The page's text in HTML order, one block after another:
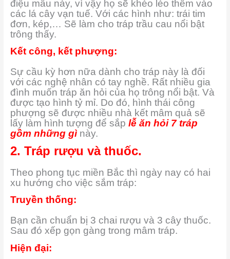
điệu mẫu này, vì vậy họ sẽ khéo léo thêm vào
các lá cây vạn tuế. Với các hình như: trái tim
đơn, kép,… Sẽ làm cho tráp trầu cau nổi bật
trông thấy.
Kết công, kết phượng:
Sự cầu kỳ hơn nữa dành cho tráp này là đối
với các nghệ nhân có tay nghề. Rất nhiều gia
đình muốn tráp ăn hỏi của họ trông nổi bật. Và
được tạo hình tỷ mỉ. Do đó, hình thái công
phượng sẽ được nhiều nhà kết mâm quả sẽ
lấy làm hình tượng để sắp lễ ăn hỏi 7 tráp
gồm những gìnày.
2. Tráp rượu và thuốc.
Theo phong tục miền Bắc thì ngày nay có hai
xu hướng cho việc sắm tráp:
Truyền thống:
Bạn cần chuẩn bị 3 chai rượu và 3 cây thuốc.
Sau đó xếp gọn gàng trong mâm tráp.
Hiện đại: